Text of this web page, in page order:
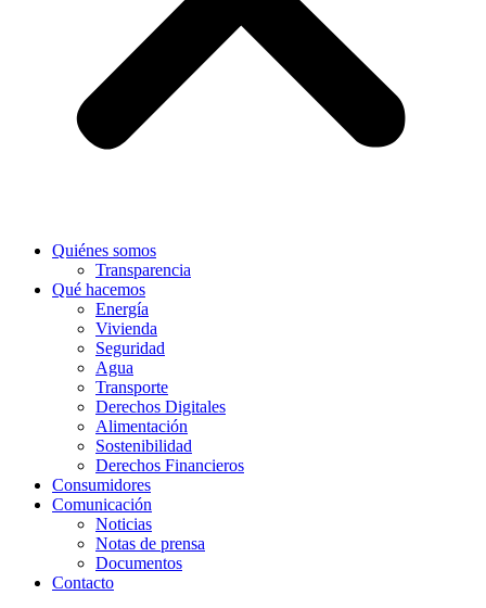
Quiénes somos
Transparencia
Qué hacemos
Energía
Vivienda
Seguridad
Agua
Transporte
Derechos Digitales
Alimentación
Sostenibilidad
Derechos Financieros
Consumidores
Comunicación
Noticias
Notas de prensa
Documentos
Contacto